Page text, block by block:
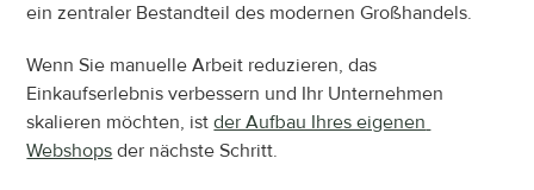
ein zentraler Bestandteil des modernen Großhandels.
Wenn Sie manuelle Arbeit reduzieren, das
Einkaufserlebnis verbessern und Ihr Unternehmen
skalieren möchten, ist der Aufbau Ihres eigenen
Webshops der nächste Schritt.